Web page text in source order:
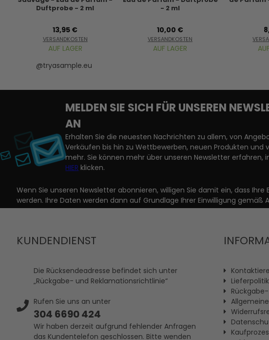
Duftprobe - 2 ml
13,95 €
VERSANDKOSTEN
AUF LAGER
- 2 ml
10,00 €
VERSANDKOSTEN
AUF LAGER
@tryasample.eu
MELDEN SIE SICH FÜR UNSEREN
AN
Erhalten Sie die neuesten Nachrichten zu allem, von
Verkäufen bis hin zu Wettbewerben, neuen Produkten und
mehr. Sie können mehr über unseren Newsletter erfahren,
HIER klicken.
Wenn Sie unseren Newsletter abonnieren, willigen Sie damit ein, dass
werden. Ihre Daten werden dann auf Grundlage Ihrer Einwilligung gemäß
KUNDENDIENST
Die Rücksendeadresse befindet sich unter
„Rückgabe- und Reklamationsrichtlinie“
Rufen Sie uns an unter
304 6690 424
Wir haben derzeit aufgrund fehlender Anfragen
das Kundentelefon geschlossen. Bitte wenden